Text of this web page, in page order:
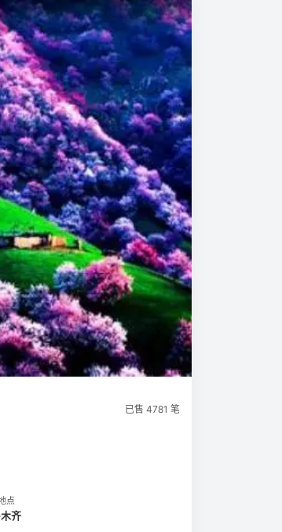
已售 4781 笔
点
齐